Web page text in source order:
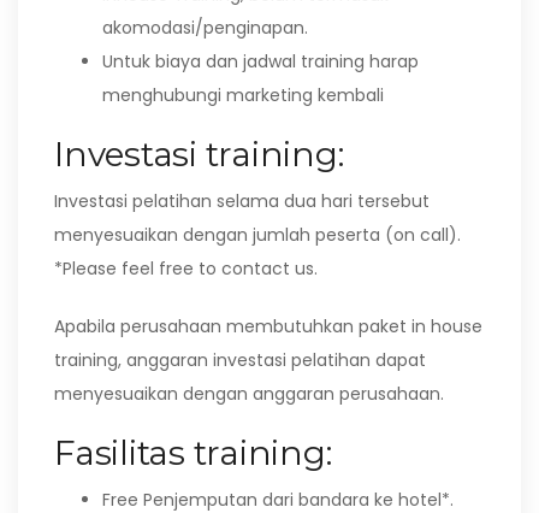
akomodasi/penginapan.
Untuk biaya dan jadwal training harap
menghubungi marketing kembali
Investasi training:
Investasi pelatihan selama dua hari tersebut
menyesuaikan dengan jumlah peserta (on call).
*Please feel free to contact us.
Apabila perusahaan membutuhkan paket in house
training, anggaran investasi pelatihan dapat
menyesuaikan dengan anggaran perusahaan.
Fasilitas training:
Free Penjemputan dari bandara ke hotel*.